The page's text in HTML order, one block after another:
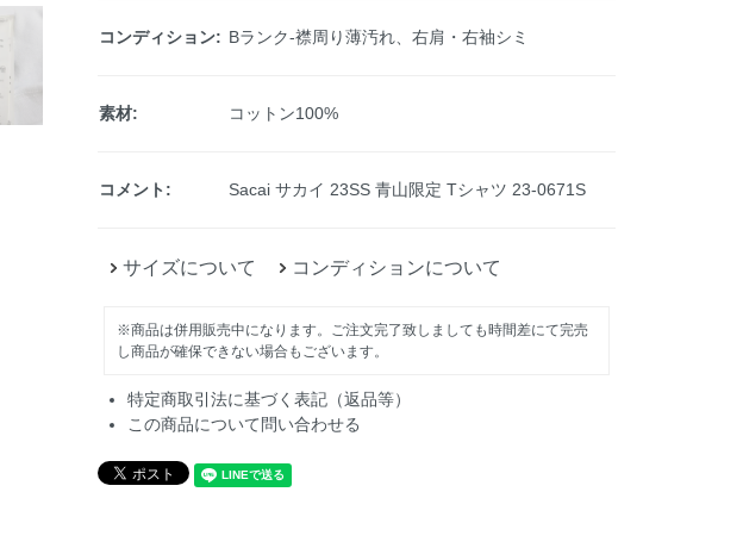
コンディション: Bランク-襟周り薄汚れ、右肩・右袖シミ
素材: コットン100%
コメント: Sacai サカイ 23SS 青山限定 Tシャツ 23-0671S
サイズについて コンディションについて
※商品は併用販売中になります。ご注文完了致しましても時間差にて完売
し商品が確保できない場合もございます。
特定商取引法に基づく表記（返品等）
この商品について問い合わせる